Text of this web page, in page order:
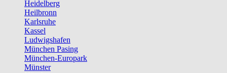
Heidelberg
Heilbronn
Karlsruhe
Kassel
Ludwigshafen
München Pasing
München-Europark
Münster